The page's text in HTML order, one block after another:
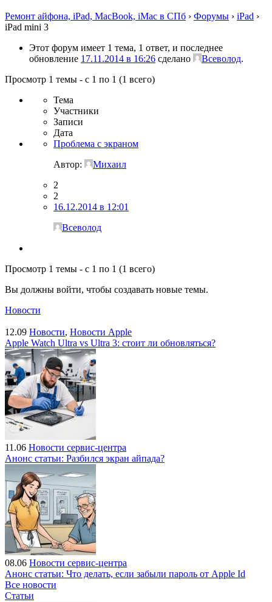
Ремонт айфона, iPad, MacBook, iMac в СПб › Форумы › iPad ›
iPad mini 3
Этот форум имеет 1 тема, 1 ответ, и последнее
обновление 17.11.2014 в 16:26 сделано Всеволод.
Просмотр 1 темы - с 1 по 1 (1 всего)
Тема
Участники
Записи
Дата
Проблема с экраном
Автор:
Михаил
2
2
16.12.2014 в 12:01
Всеволод
Просмотр 1 темы - с 1 по 1 (1 всего)
Вы должны войти, чтобы создавать новые темы.
Новости
12.09 Новости, Новости Apple
Apple Watch Ultra vs Ultra 3: стоит ли обновляться?
11.06 Новости сервис-центра
Анонс статьи: Разбился экран айпада?
08.06 Новости сервис-центра
Анонс статьи: Что делать, если забыли пароль от Apple Id
Все новости
Статьи